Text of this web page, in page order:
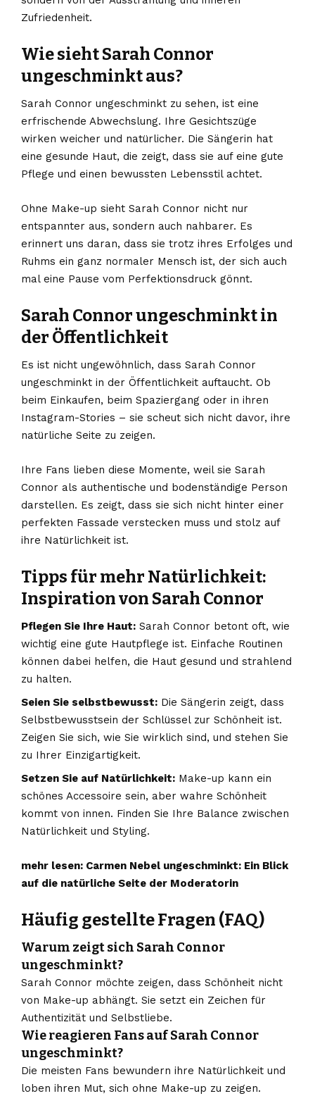
Zufriedenheit.
Wie sieht Sarah Connor
ungeschminkt aus?
Sarah Connor ungeschminkt zu sehen, ist eine
erfrischende Abwechslung. Ihre Gesichtszüge
wirken weicher und natürlicher. Die Sängerin hat
eine gesunde Haut, die zeigt, dass sie auf eine gute
Pflege und einen bewussten Lebensstil achtet.
Ohne Make-up sieht Sarah Connor nicht nur
entspannter aus, sondern auch nahbarer. Es
erinnert uns daran, dass sie trotz ihres Erfolges und
Ruhms ein ganz normaler Mensch ist, der sich auch
mal eine Pause vom Perfektionsdruck gönnt.
Sarah Connor ungeschminkt in
der Öffentlichkeit
Es ist nicht ungewöhnlich, dass Sarah Connor
ungeschminkt in der Öffentlichkeit auftaucht. Ob
beim Einkaufen, beim Spaziergang oder in ihren
Instagram-Stories – sie scheut sich nicht davor, ihre
natürliche Seite zu zeigen.
Ihre Fans lieben diese Momente, weil sie Sarah
Connor als authentische und bodenständige Person
darstellen. Es zeigt, dass sie sich nicht hinter einer
perfekten Fassade verstecken muss und stolz auf
ihre Natürlichkeit ist.
Tipps für mehr Natürlichkeit:
Inspiration von Sarah Connor
Pflegen Sie Ihre Haut: Sarah Connor betont oft, wie
wichtig eine gute Hautpflege ist. Einfache Routinen
können dabei helfen, die Haut gesund und strahlend
zu halten.
Seien Sie selbstbewusst: Die Sängerin zeigt, dass
Selbstbewusstsein der Schlüssel zur Schönheit ist.
Zeigen Sie sich, wie Sie wirklich sind, und stehen Sie
zu Ihrer Einzigartigkeit.
Setzen Sie auf Natürlichkeit: Make-up kann ein
schönes Accessoire sein, aber wahre Schönheit
kommt von innen. Finden Sie Ihre Balance zwischen
Natürlichkeit und Styling.
mehr lesen: Carmen Nebel ungeschminkt: Ein Blick
auf die natürliche Seite der Moderatorin
Häufig gestellte Fragen (FAQ)
Warum zeigt sich Sarah Connor
ungeschminkt?
Sarah Connor möchte zeigen, dass Schönheit nicht
von Make-up abhängt. Sie setzt ein Zeichen für
Authentizität und Selbstliebe.
Wie reagieren Fans auf Sarah Connor
ungeschminkt?
Die meisten Fans bewundern ihre Natürlichkeit und
loben ihren Mut, sich ohne Make-up zu zeigen.